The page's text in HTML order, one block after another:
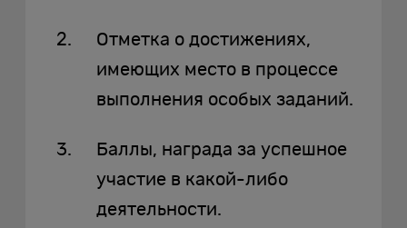
Отметка о достижениях,
имеющих место в процессе
выполнения особых заданий.
Баллы, награда за успешное
участие в какой-либо
деятельности.